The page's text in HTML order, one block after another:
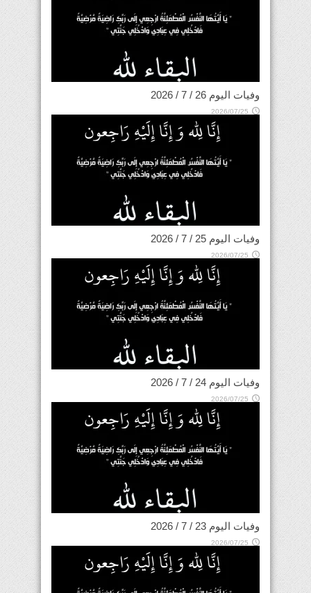
وفيات اليوم 26 / 7 / 2026
2026/07/25
وفيات اليوم 25 / 7 / 2026
2026/07/25
وفيات اليوم 24 / 7 / 2026
2026/07/25
وفيات اليوم 23 / 7 / 2026
2026/07/25